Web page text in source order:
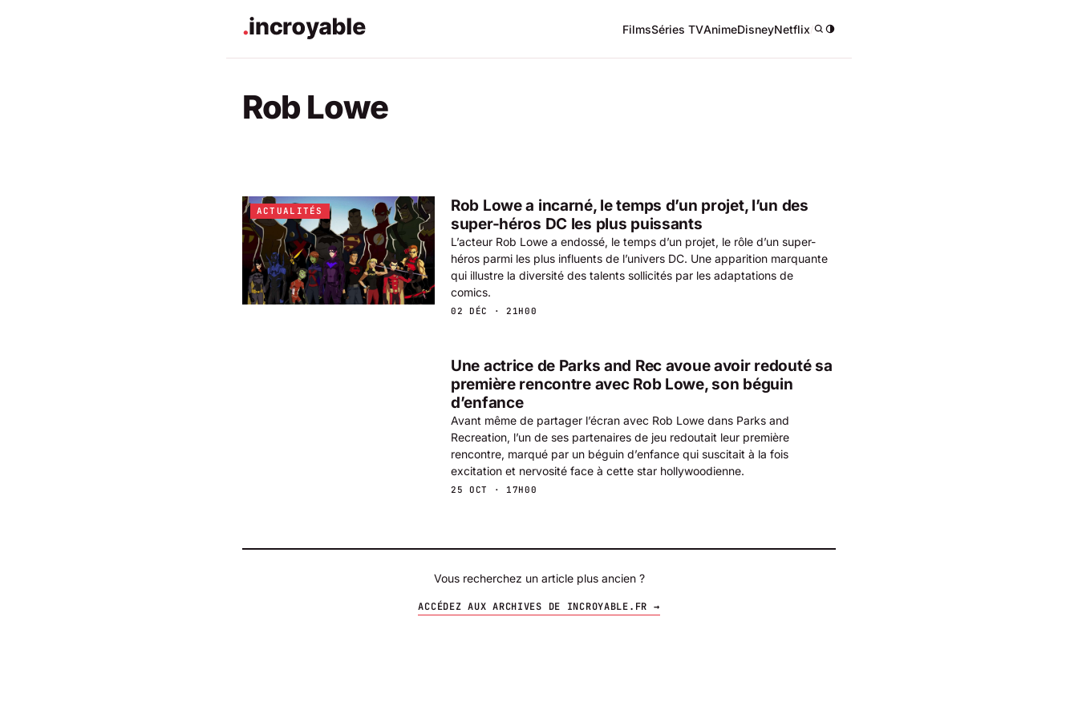
FilmsSéries TVAnimeDisneyNetflix/
Rob Lowe
ACTUALITÉS
Rob Lowe a incarné, le temps d’un projet, l’un des
super-héros DC les plus puissants
L’acteur Rob Lowe a endossé, le temps d’un projet, le rôle d’un super-
héros parmi les plus influents de l’univers DC. Une apparition marquante
qui illustre la diversité des talents sollicités par les adaptations de
comics.
02 DÉC · 21H00
Une actrice de Parks and Rec avoue avoir redouté sa
première rencontre avec Rob Lowe, son béguin
d’enfance
Avant même de partager l’écran avec Rob Lowe dans Parks and
Recreation, l’un de ses partenaires de jeu redoutait leur première
rencontre, marqué par un béguin d’enfance qui suscitait à la fois
excitation et nervosité face à cette star hollywoodienne.
25 OCT · 17H00
Vous recherchez un article plus ancien ?
ACCÉDEZ AUX ARCHIVES DE INCROYABLE.FR →